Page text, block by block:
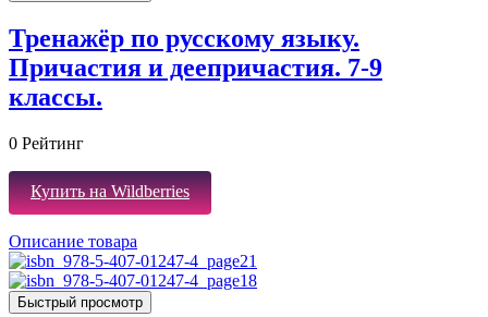
Тренажёр по русскому языку.
Причастия и деепричастия. 7-9
классы.
0 Рейтинг
Купить на Wildberries
Описание товара
Быстрый просмотр